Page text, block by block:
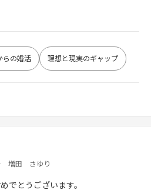
らの婚活 理想と現実のギャップ
増田 さゆり
でとうございます。